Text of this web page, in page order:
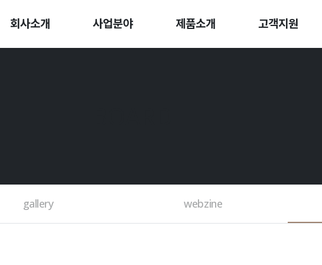
회사소개 사업분야 제품소개 고객지원
gallery webzine